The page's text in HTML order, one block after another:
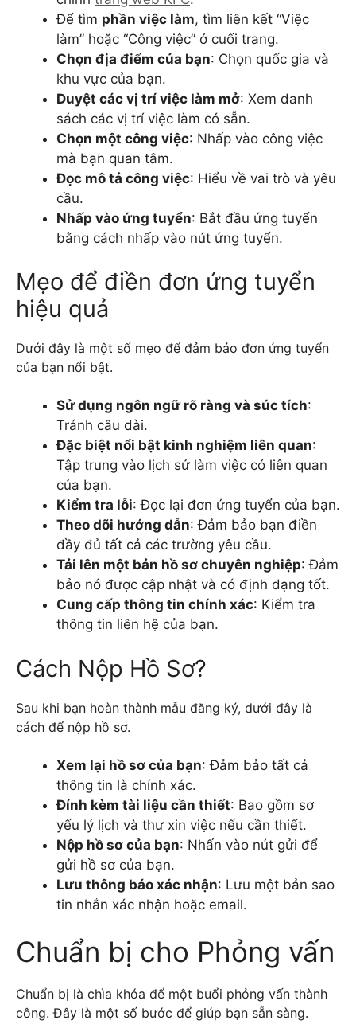
Để tìm phần việc làm, tìm liên kết “Việc
làm” hoặc “Công việc” ở cuối trang.
Chọn địa điểm của bạn: Chọn quốc gia và
khu vực của bạn.
Duyệt các vị trí việc làm mở: Xem danh
sách các vị trí việc làm có sẵn.
Chọn một công việc: Nhấp vào công việc
mà bạn quan tâm.
Đọc mô tả công việc: Hiểu về vai trò và yêu
cầu.
Nhấp vào ứng tuyển: Bắt đầu ứng tuyển
bằng cách nhấp vào nút ứng tuyển.
Mẹo để điền đơn ứng tuyển
hiệu quả
Dưới đây là một số mẹo để đảm bảo đơn ứng tuyển
của bạn nổi bật.
Sử dụng ngôn ngữ rõ ràng và súc tích:
Tránh câu dài.
Đặc biệt nổi bật kinh nghiệm liên quan:
Tập trung vào lịch sử làm việc có liên quan
của bạn.
Kiểm tra lỗi: Đọc lại đơn ứng tuyển của bạn.
Theo dõi hướng dẫn: Đảm bảo bạn điền
đầy đủ tất cả các trường yêu cầu.
Tải lên một bản hồ sơ chuyên nghiệp: Đảm
bảo nó được cập nhật và có định dạng tốt.
Cung cấp thông tin chính xác: Kiểm tra
thông tin liên hệ của bạn.
Cách Nộp Hồ Sơ?
Sau khi bạn hoàn thành mẫu đăng ký, dưới đây là
cách để nộp hồ sơ.
Xem lại hồ sơ của bạn: Đảm bảo tất cả
thông tin là chính xác.
Đính kèm tài liệu cần thiết: Bao gồm sơ
yếu lý lịch và thư xin việc nếu cần thiết.
Nộp hồ sơ của bạn: Nhấn vào nút gửi để
gửi hồ sơ của bạn.
Lưu thông báo xác nhận: Lưu một bản sao
tin nhắn xác nhận hoặc email.
Chuẩn bị cho Phỏng vấn
Chuẩn bị là chìa khóa để một buổi phỏng vấn thành
công. Đây là một số bước để giúp bạn sẵn sàng.